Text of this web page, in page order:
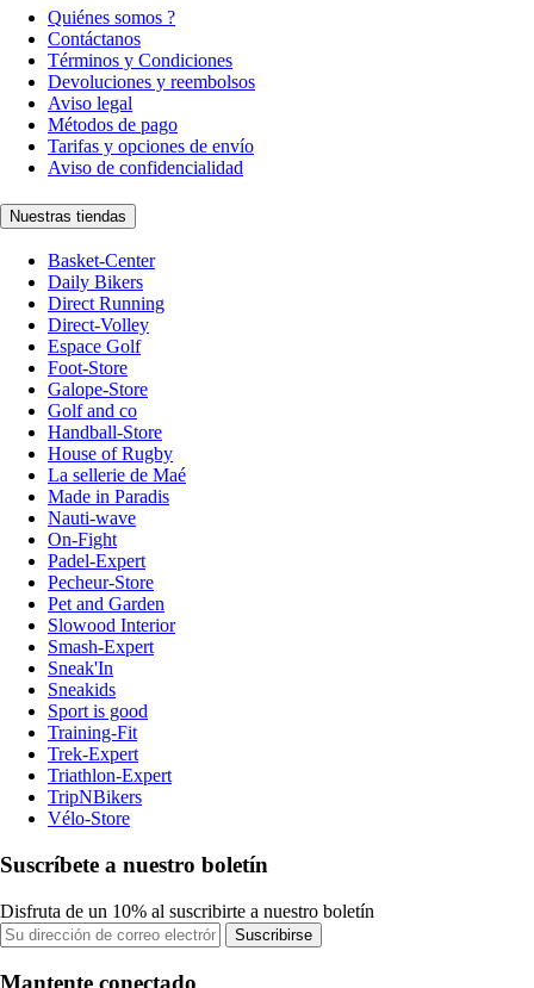
Quiénes somos ?
Contáctanos
Términos y Condiciones
Devoluciones y reembolsos
Aviso legal
Métodos de pago
Tarifas y opciones de envío
Aviso de confidencialidad
Nuestras tiendas
Basket-Center
Daily Bikers
Direct Running
Direct-Volley
Espace Golf
Foot-Store
Galope-Store
Golf and co
Handball-Store
House of Rugby
La sellerie de Maé
Made in Paradis
Nauti-wave
On-Fight
Padel-Expert
Pecheur-Store
Pet and Garden
Slowood Interior
Smash-Expert
Sneak'In
Sneakids
Sport is good
Training-Fit
Trek-Expert
Triathlon-Expert
TripNBikers
Vélo-Store
Suscríbete a nuestro boletín
Disfruta de un 10% al suscribirte a nuestro boletín
Suscribirse
Mantente conectado